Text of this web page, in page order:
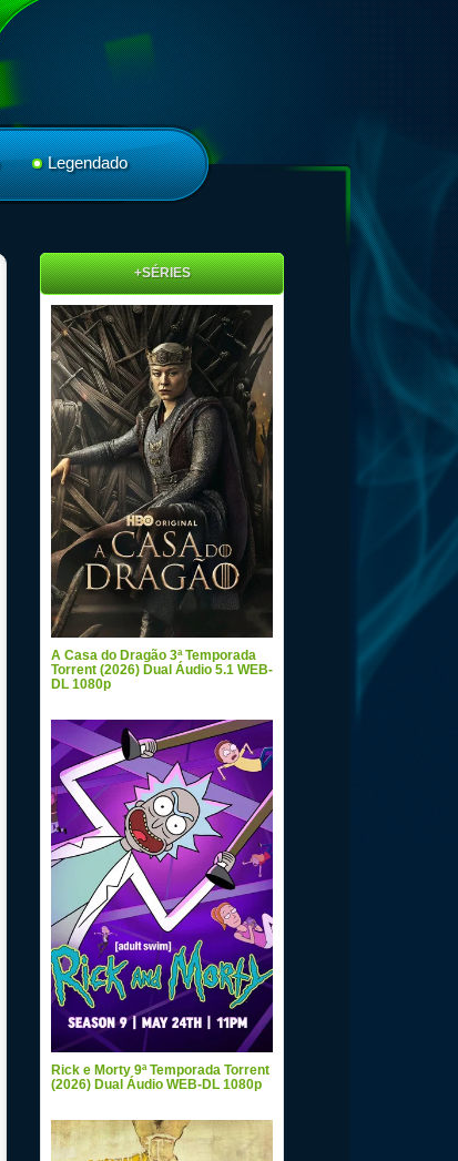
Legendado
+SÉRIES
A Casa do Dragão 3ª Temporada
Torrent (2026) Dual Áudio 5.1 WEB-
DL 1080p
Rick e Morty 9ª Temporada Torrent
(2026) Dual Áudio WEB-DL 1080p